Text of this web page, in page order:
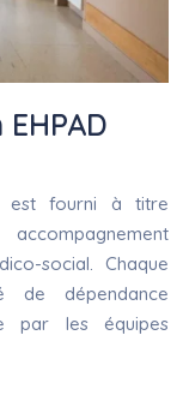
est fourni à titre
social. Chaque
de dépendance
par les équipes